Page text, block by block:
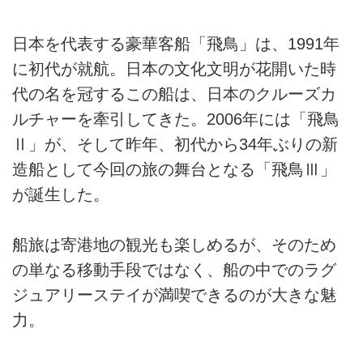
日本を代表する豪華客船「飛鳥」は、1991年
に初代が就航。日本の文化文明が花開いた時
代の名を冠するこの船は、日本のクルーズカ
ルチャーを牽引してきた。2006年には「飛鳥
Ⅱ」が、そして昨年、初代から34年ぶりの新
造船として今回の旅の舞台となる「飛鳥Ⅲ」
が誕生した。
船旅は寄港地の観光も楽しめるが、そのため
の単なる移動手段ではなく、船の中でのラグ
ジュアリーステイが満喫できるのが大きな魅
力。